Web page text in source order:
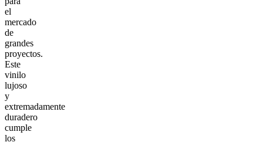
el
mercado
de
grandes
proyectos.
Este
vinilo
lujoso
y
extremadamente
duradero
cumple
los